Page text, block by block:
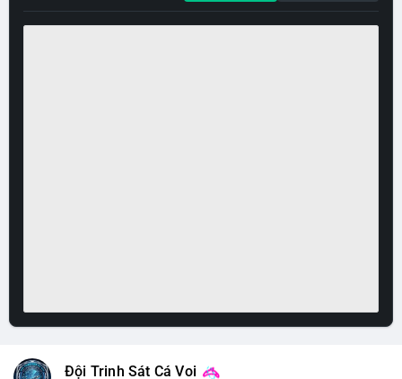
Đội Trinh Sát Cá Voi